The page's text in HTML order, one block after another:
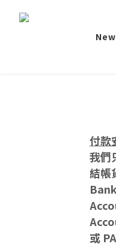
New
付款
我們
結帳
或